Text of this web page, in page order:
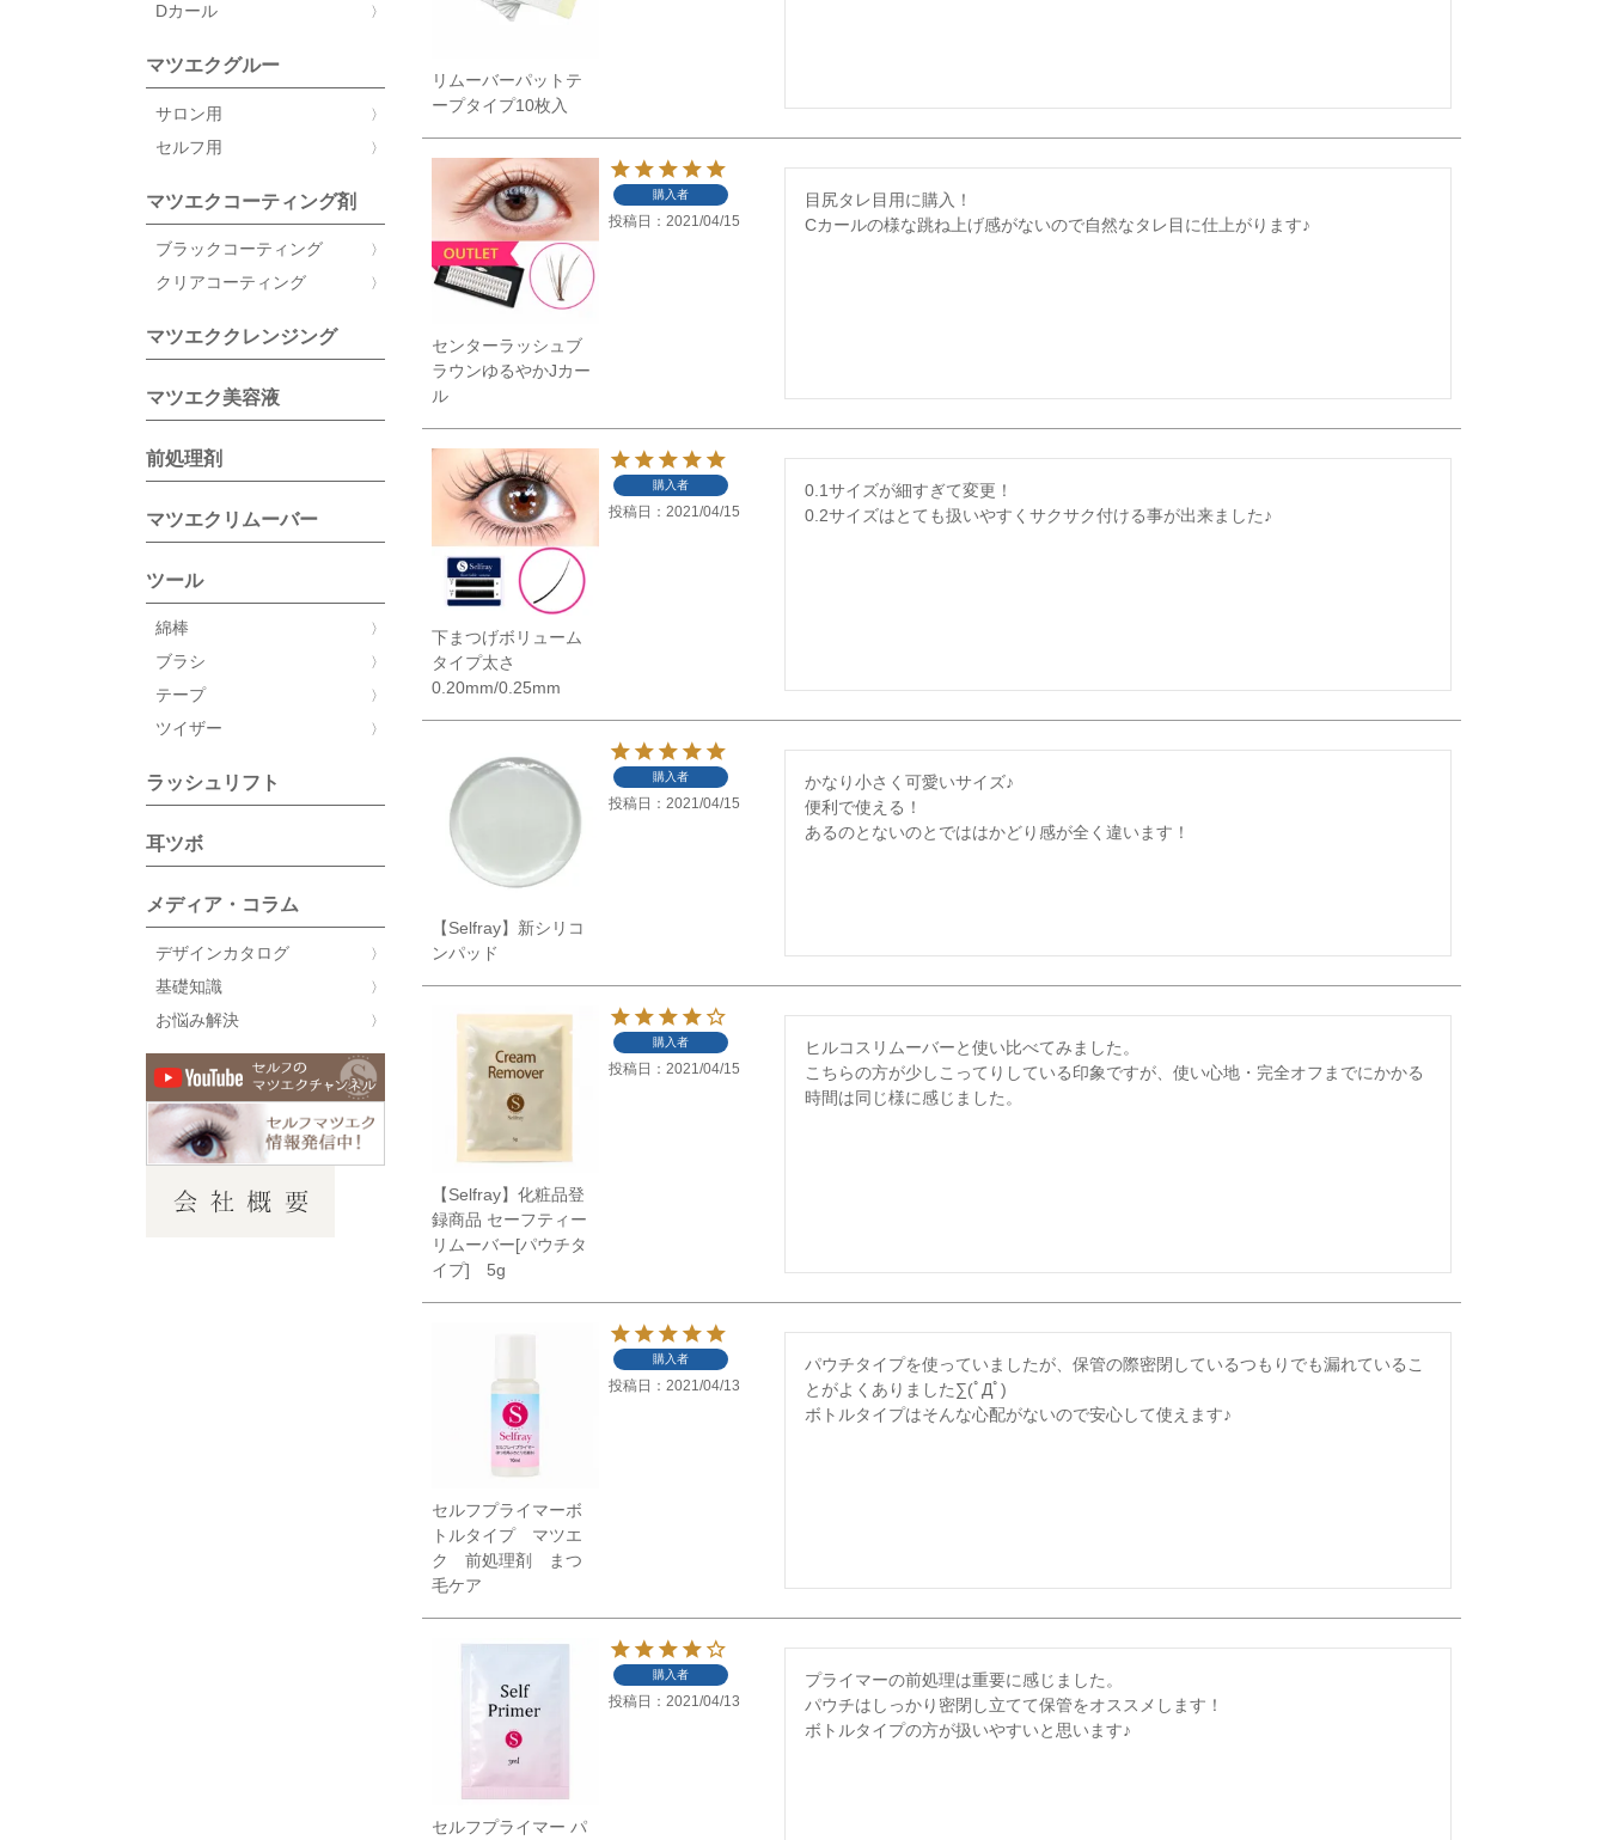
Dカール
マツエクグルー
サロン用
セルフ用
マツエクコーティング剤
ブラックコーティング
クリアコーティング
マツエククレンジング
マツエク美容液
前処理剤
マツエクリムーバー
ツール
綿棒
ブラシ
テープ
ツイザー
ラッシュリフト
耳ツボ
メディア・コラム
デザインカタログ
基礎知識
お悩み解決
リムーバーパットテ
ープタイプ10枚入
センターラッシュブ
ラウンゆるやかJカー
ル
購入者
投稿日 2021/04/15
目尻タレ目用に購入！
Cカールの様な跳ね上げ感がないので自然なタレ目に仕上がります♪
下まつげボリューム
タイプ太さ
0.20mm/0.25mm
購入者
投稿日 2021/04/15
0.1サイズが細すぎて変更！
【Selfray】新シリコ
ンパッド
購入者
投稿日 2021/04/15
かなり小さく可愛いサイズ♪
便利で使える！
あるのとないのとでははかどり感が全く違います！
【Selfray】化粧品登
録商品 セーフティー
リムーバー[パウチタ
イプ] 5g
購入者
投稿日 2021/04/15
ヒルコスリムーバーと使い比べてみました。
こちらの方が少しこってりしている印象ですが、使い心地・完全オフまでにかかる
時間は同じ様に感じました。
セルフプライマーボ
トルタイプ マツエ
ク 前処理剤 まつ
毛ケア
購入者
投稿日 2021/04/13
パウチタイプを使っていましたが、保管の際密閉しているつもりでも漏れているこ
とがよくありました∑(ﾟДﾟ)
ボトルタイプはそんな心配がないので安心して使えます♪
セルフプライマー パ
購入者
投稿日 2021/04/13
プライマーの前処理は重要に感じました。
パウチはしっかり密閉し立てて保管をオススメします！
ボトルタイプの方が扱いやすいと思います♪